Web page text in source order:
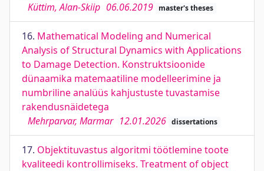
Küttim, Alan-Skiip 06.06.2019 master's theses
16. Mathematical Modeling and Numerical
Analysis of Structural Dynamics with Applications
to Damage Detection. Konstruktsioonide
dünaamika matemaatiline modelleerimine ja
numbriline analüüs kahjustuste tuvastamise
rakendusnäidetega
Mehrparvar, Marmar 12.01.2026 dissertations
17. Objektituvastus algoritmi töötlemine toote
kvaliteedi kontrollimiseks. Treatment of object